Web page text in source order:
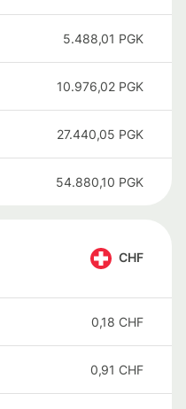
5.488,01 PGK
10.976,02 PGK
27.440,05 PGK
54.880,10 PGK
CHF
0,18 CHF
0,91 CHF